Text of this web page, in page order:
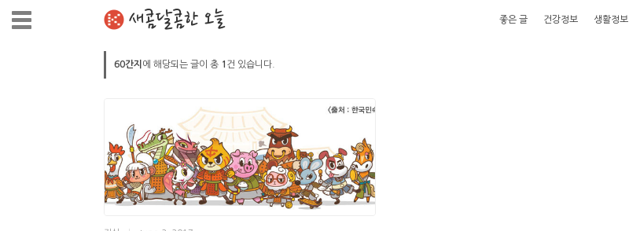
새콤달콤한 오늘 좋은 글 건강정보 생활정보
60간지 에 해당되는 글이 총 1 건 있습니다.